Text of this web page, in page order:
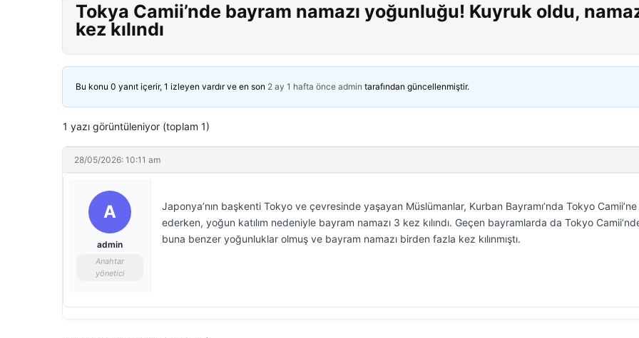
Tokya Camii’nde bayram namazı yoğunluğu! Kuyruk oldu,
kez kılındı
Bu konu 0 yanıt içerir, 1 izleyen vardır ve en son 2 ay 1 hafta önce admin tarafından güncellenmiştir.
1 yazı görüntüleniyor (toplam 1)
28/05/2026: 10:11 am
A
admin
Anahtar
yönetici
Japonya’nın başkenti Tokyo ve çevresinde yaşayan Müslümanlar, Kurban Bayramı’nda Tokyo Camii’ne
ederken, yoğun katılım nedeniyle bayram namazı 3 kez kılındı. Geçen bayramlarda da Tokyo
buna benzer yoğunluklar olmuş ve bayram namazı birden fazla kez kılınmıştı.